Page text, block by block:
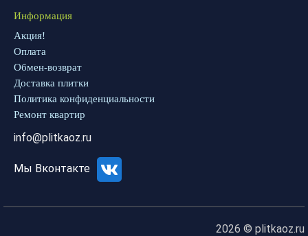
Информация
Акция!
Оплата
Обмен-возврат
Доставка плитки
Политика конфиденциальности
Ремонт квартир
info@plitkaoz.ru
Мы Вконтакте
2026 © plitkaoz.ru